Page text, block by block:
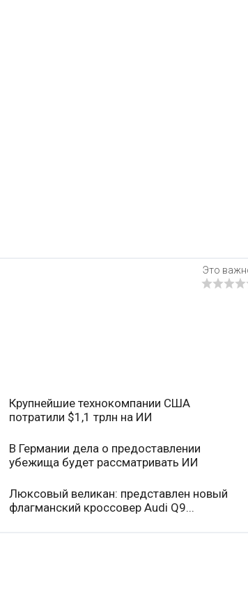
Крупнейшие технокомпании США
потратили $1,1 трлн на ИИ
В Германии дела о предоставлении
убежища будет рассматривать ИИ
Люксовый великан: представлен новый
флагманский кроссовер Audi Q9...